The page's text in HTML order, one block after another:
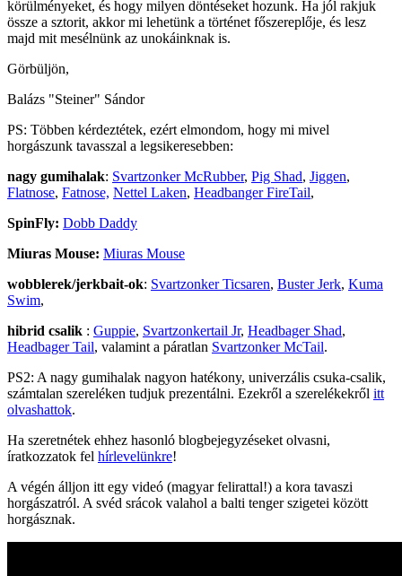
körülményeket, és hogy milyen döntéseket hozunk. Ha jól rakjuk
össze a sztorit, akkor mi lehetünk a történet főszereplője, és lesz
majd mit mesélnünk az unokáinknak is.
Görbüljön,
Balázs "Steiner" Sándor
PS: Többen kérdeztétek, ezért elmondom, hogy mi mivel
horgászunk tavasszal a legsikeresebben:
nagy gumihalak: Svartzonker McRubber, Pig Shad, Jiggen,
Flatnose, Fatnose, Nettel Laken, Headbanger FireTail,
SpinFly: Dobb Daddy
Miuras Mouse: Miuras Mouse
wobblerek/jerkbait-ok: Svartzonker Ticsaren, Buster Jerk, Kuma
Swim,
hibrid csalik : Guppie, Svartzonkertail Jr, Headbager Shad,
Headbager Tail, valamint a páratlan Svartzonker McTail.
PS2: A nagy gumihalak nagyon hatékony, univerzális csuka-csalik,
számtalan szereléken tudjuk prezentálni. Ezekről a szerelékekről itt
olvashattok.
Ha szeretnétek ehhez hasonló blogbejegyzéseket olvasni,
íratkozzatok fel hírlevelünkre!
A végén álljon itt egy videó (magyar felirattal!) a kora tavaszi
horgászatról. A svéd srácok valahol a balti tenger szigetei között
horgásznak.